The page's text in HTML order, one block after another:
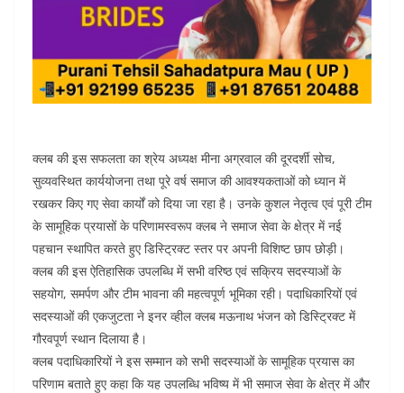
क्लब की इस सफलता का श्रेय अध्यक्ष मीना अग्रवाल की दूरदर्शी सोच,
सुव्यवस्थित कार्ययोजना तथा पूरे वर्ष समाज की आवश्यकताओं को ध्यान में
रखकर किए गए सेवा कार्यों को दिया जा रहा है। उनके कुशल नेतृत्व एवं पूरी टीम
के सामूहिक प्रयासों के परिणामस्वरूप क्लब ने समाज सेवा के क्षेत्र में नई
पहचान स्थापित करते हुए डिस्ट्रिक्ट स्तर पर अपनी विशिष्ट छाप छोड़ी।
क्लब की इस ऐतिहासिक उपलब्धि में सभी वरिष्ठ एवं सक्रिय सदस्याओं के
सहयोग, समर्पण और टीम भावना की महत्वपूर्ण भूमिका रही। पदाधिकारियों एवं
सदस्याओं की एकजुटता ने इनर व्हील क्लब मऊनाथ भंजन को डिस्ट्रिक्ट में
गौरवपूर्ण स्थान दिलाया है।
क्लब पदाधिकारियों ने इस सम्मान को सभी सदस्याओं के सामूहिक प्रयास का
परिणाम बताते हुए कहा कि यह उपलब्धि भविष्य में भी समाज सेवा के क्षेत्र में और